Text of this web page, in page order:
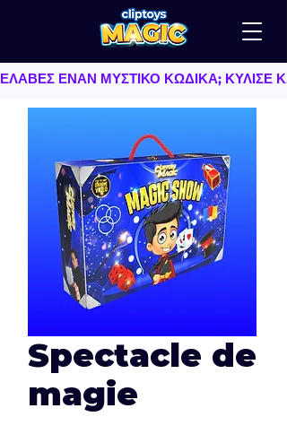
ΕΛΑΒΕΣ ΕΝΑΝ ΜΥΣΤΙΚΟ ΚΩΔΙΚΑ; ΚΥΛΙΣΕ
Spectacle de
magie